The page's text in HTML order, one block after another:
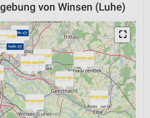
von Winsen (Luhe)
⛶